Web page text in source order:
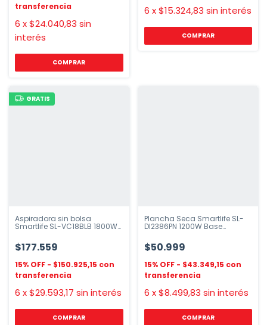
6 x$24.040,83 sin
interés
COMPRAR
6 x$15.324,83 sin interés
GRATIS
Aspiradora sin bolsa
Smartlife SL-VC18BLB 1800W
$177.559
$150.925,15
6 x$29.593,17 sin interés
COMPRAR
Plancha Seca Smartlife SL-
DI2386PN 1200W Base
$50.999
$43.349,15
6 x$8.499,83 sin interés